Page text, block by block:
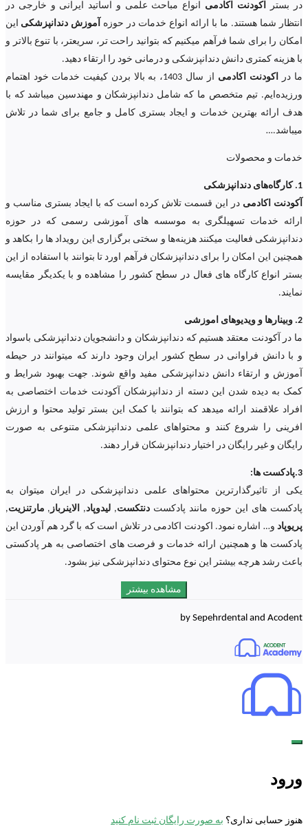
در بستر اکودنت اکادمی انواع مباحث علمی و اساتید ایرانی و خارجی در
انتظار شما هستند. ما با ارائه انواع خدمات در حوزه آموزش دندانپزشکی این
امکان را برای شما فرآهم میکنیم که بتوانید راحت تر، سریعتر، با تنوع بالاتر و
با هزینه کمتری دانش دندانپزشکی و درمانی خود را ارتقاء دهید.
ما در اکودنت اکادمی
از سال 1403، به بالا بردن کیفیت خدمات خود اهتمام
ورزیده‌‌ایم. تیم متخصص ما که شامل دندانپزشکان و مهندسین میباشد که با
هدف ارائه بهترین خدمات و ایجاد بستری کامل و جامع برای شما در تلاش
میباشد.…
خدمات و محصولات
1. کارگاه‌های دندانپزشکی
آکودنت اکادمی در این قسمت تلاش کرده است که با ایجاد بستری مناسب و
ارائه خدمات تسهیلگری به موسسه های آموزشی رسمی که در حوزه
دندانپزشکی فعالیت میکنند هزینه‌ها و سختی برگزاری این رویداد ها را بکاهد و
همچنین این امکان را برای دندانپزشکان فرآهم اورد تا بتوانند با استفاده از این
بستر انواع کارگاه های فعال در سطح کشور را مشاهده و با یکدیگر مقایسه
نمایند.
2. وبینارها و ویدیوهای اموزشی
ما در آکودنت معتقد هستیم که دندانپزشکان و دانشجویان دندانپزشکی باسواد
و با دانش فراوانی در سطح کشور ایران وجود دارند که میتوانند در حیطه
آموزش و ارتقاء دانش دندانپزشکی مفید واقع شوند. جهت بهبود شرایط و
کمک به دیده شدن این دسته از دندانپزشکان آکودنت خدمات اختصاصی به
افراد علاقمند ارائه میدهد که بتوانند با کمک این بستر تولید محتوا و ارزش
افرینی را شروع کنند و محتواهای علمی دندانپزشکی متنوعی به صورت
رایگان و غیر رایگان در اختیار دندانپزشکان قرار دهند.
3.پادکست ها:
یکی از تاثیرگذارترین محتواهای علمی دندانپزشکی در ایران میتوان به
پادکست های این حوزه مانند پادکست دنتکست, لیدوپاد, الاینرباز , مارتنزیت,
پریوپاد و… اشاره نمود. اکودنت اکادمی در تلاش است که با گرد هم آوردن این
پادکست ها و همچنین ارائه خدمات و فرصت های اختصاصی به هر پادکستی
باعث رشد هرچه بیشتر این نوع محتوای دندانپزشکی نیز بشود.
مشاهده بیشتر
by Sepehrdental and Acodent
ورود
هنوز حسابی نداری؟ به صورت رایگان ثبت نام کنید